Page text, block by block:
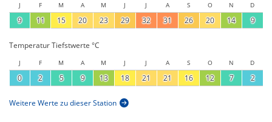
J F M A M J J A S O N D
9 11 15 20 23 29 32 31 26 20 14 9
Temperatur Tiefstwerte °C
J F M A M J J A S O N D
0 2 5 9 13 18 21 21 16 12 7 2
Weitere Werte zu dieser Station